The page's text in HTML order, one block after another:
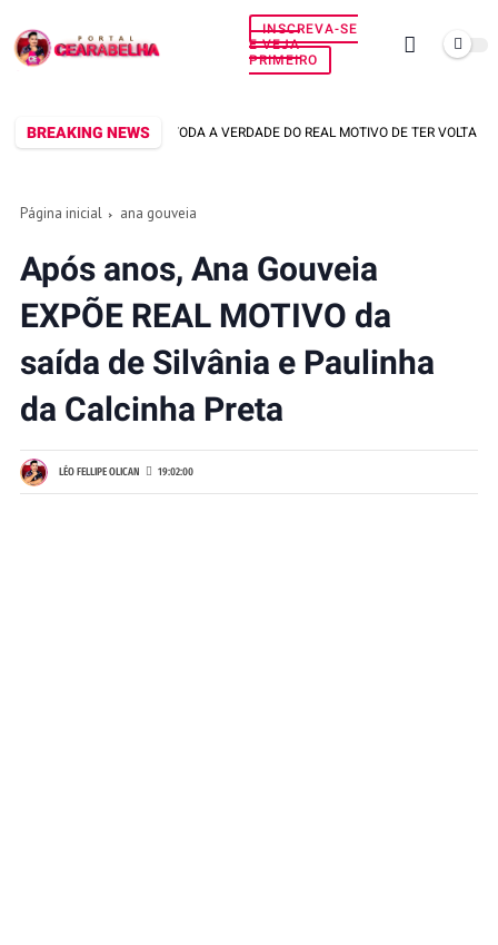
INSCREVA-SE
E VEJA
PRIMEIRO
BREAKING NEWS
VIANA SOLTA TODA A VERDADE DO REAL MOTIVO DE TER VOLTADO PRA
Página inicial ana gouveia
Após anos, Ana Gouveia
EXPÕE REAL MOTIVO da
saída de Silvânia e Paulinha
da Calcinha Preta
LÉO FELLIPE OLICAN 19:02:00